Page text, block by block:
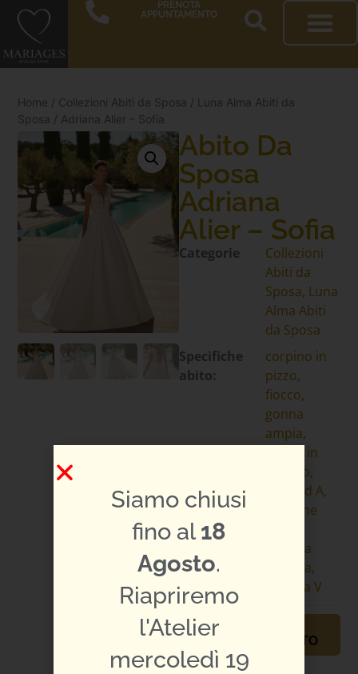
PRENOTA
APPUNTAMENTO
Home / Collezioni Abiti da Sposa /
Luna Alma Abiti da
Sposa / Adriana Alier – Sofia
Abito Da
Sposa
Adriana
Alier – Sofia
Categorie
Collezioni
Abiti da
Sposa Luna
Alma Abiti
da Sposa
Specifiche
abito:
corpino in
pizzo
fiocco
gonna
ampia
gonna in
mikado
linea ad A
maniche
schiena
scollata
scollo a V
APPUNTAMENTO
TI PIACE L'ABITO?
Siamo chiusi
fino al18
Agosto.
Riapriremo
l'Atelier
mercoledì 19